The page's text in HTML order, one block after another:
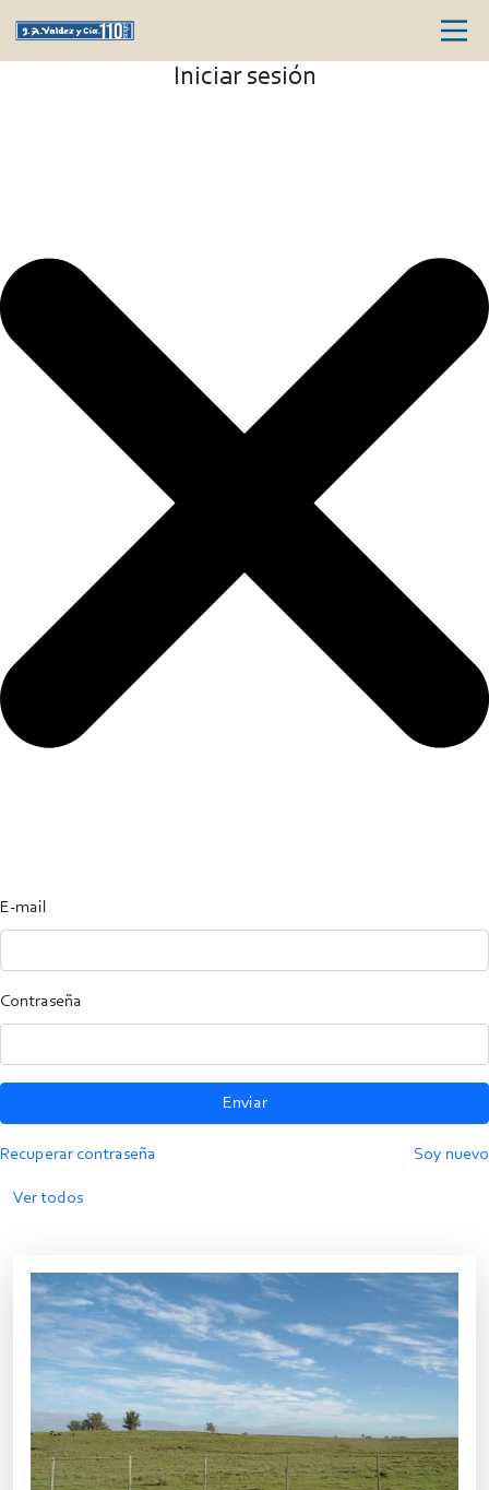
Iniciar sesión
E-mail
Contraseña
Enviar
Recuperar contraseña Soy nuevo
Ver todos